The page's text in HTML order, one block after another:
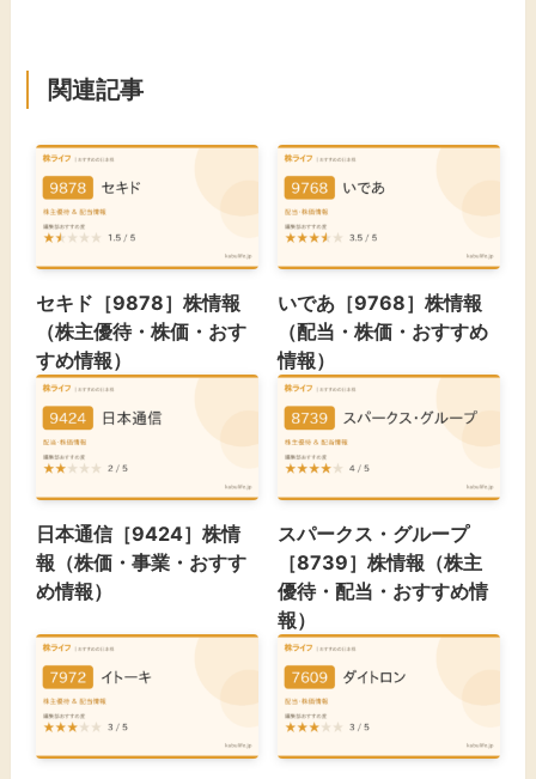
関連記事
セキド［9878］株情報
（株主優待・株価・おす
すめ情報）
いであ［9768］株情報
（配当・株価・おすすめ
情報）
日本通信［9424］株情
報（株価・事業・おすす
め情報）
スパークス・グループ
［8739］株情報（株主
優待・配当・おすすめ情
報）